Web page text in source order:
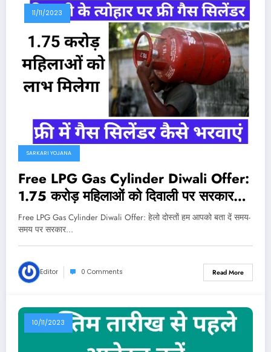
11/11/2023
SARKARI YOJANA
Free LPG Gas Cylinder Diwali Offer:
1.75 करोड़ महिलाओं को दिवाली पर सरकार
देगी फ्री गैस सिलेंडर भरवाने का मौका
Free LPG Gas Cylinder Diwali Offer: हेलो दोस्तों हम आपको बता दें समय-
समय पर सरकार…
Editor 0 Comments Read More
10/11/2023